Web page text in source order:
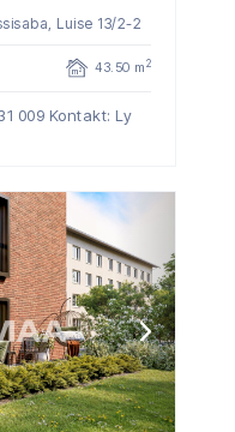
Luise 13/2-2
43.50 m 2
009 Kontakt: Ly